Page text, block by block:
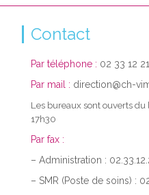
Contact
Par téléphone : 02 33 12
Par mail : direction@ch-
Les bureaux sont ouverts
17h30
Par fax :
– Administration :
– SMR (Poste de soins) :